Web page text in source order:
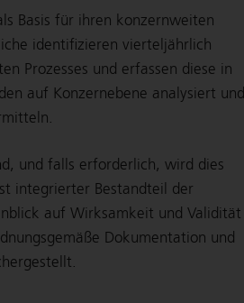
Basis für ihren konzernweiten
identifizieren vierteljährlich
Prozesses und erfassen diese in
auf Konzernebene analysiert und
und falls erforderlich, wird dies
integrierter Bestandteil der
auf Wirksamkeit und Validität
Dokumentation und